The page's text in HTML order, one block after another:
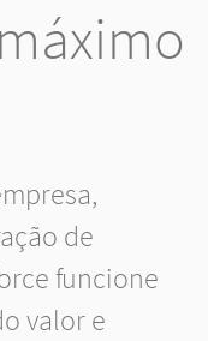
de
funcione
valor e